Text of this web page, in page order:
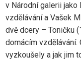
v Národní galerii jako
vzdělávání a Vašek
dvě dcery – Toničku
domácím vzdělávání.
vyzkoušely a jak jim